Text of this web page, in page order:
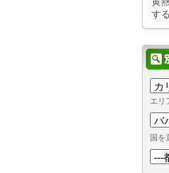
す
エリ
国を